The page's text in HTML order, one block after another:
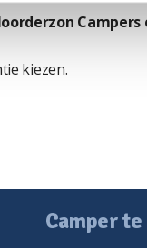
kiezen.
Camper